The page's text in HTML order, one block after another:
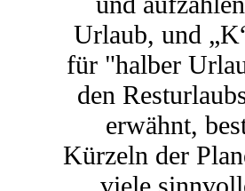
Urlaub, und
für "halber
den
erwähnt,
Kürzeln der